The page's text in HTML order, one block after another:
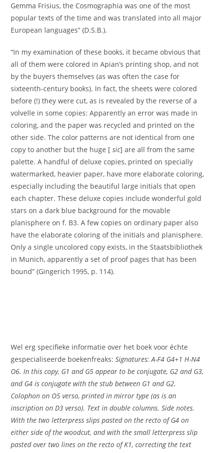
Gemma Frisius, the Cosmographia was one of the most
popular texts of the time and was translated into all major
European languages” (D.S.B.).
“In my examination of these books, it became obvious that
all of them were colored in Apian’s printing shop, and not
by the buyers themselves (as was often the case for
sixteenth-century books). In fact, the sheets were colored
before (!) they were cut, as is revealed by the reverse of a
volvelle in some copies: Apparently an error was made in
coloring, and the paper was recycled and printed on the
other side. The color patterns are not identical from one
copy to another but the huge [sic] are all from the same
palette. A handful of deluxe copies, printed on specially
watermarked, heavier paper, have more elaborate coloring,
especially including the beautiful large initials that open
each chapter. These deluxe copies include wonderful gold
stars on a dark blue background for the movable
planisphere on f. B3. A few copies on ordinary paper also
have the elaborate coloring of the initials and planisphere.
Only a single uncolored copy exists, in the Staatsbibliothek
in Munich, apparently a set of proof pages that has been
bound” (Gingerich 1995, p. 114).
Wel erg specifieke informatie over het boek voor échte
gespecialiseerde boekenfreaks:Signatures: A-F4 G4+1 H-N4
O6. In this copy, G1 and G5 appear to be conjugate, G2 and G3,
and G4 is conjugate with the stub between G1 and G2.
Colophon on O5 verso, printed in mirror type (as is an
inscription on D3 verso). Text in double columns. Side notes.
With the two letterpress slips pasted on the recto of G4 on
either side of the woodcut, and with the small letterpress slip
pasted over two lines on the recto of K1, correcting the text